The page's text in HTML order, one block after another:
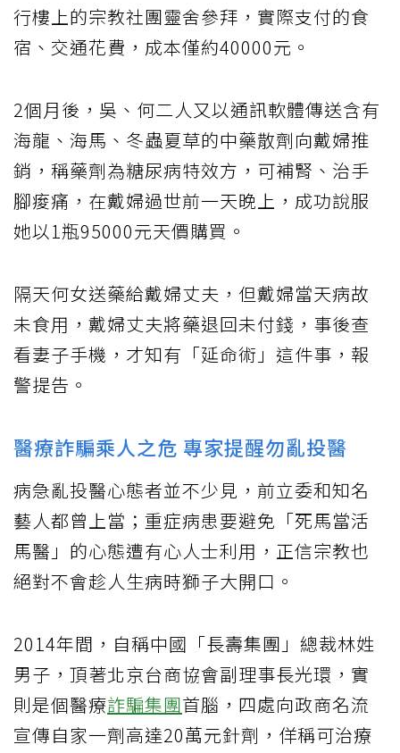
行樓上的宗教社團靈舍參拜，實際支付的食
宿、交通花費，成本僅約40000元。
2個月後，吳、何二人又以通訊軟體傳送含有
海龍、海馬、冬蟲夏草的中藥散劑向戴婦推
銷，稱藥劑為糖尿病特效方，可補腎、治手
腳痠痛，在戴婦過世前一天晚上，成功說服
她以1瓶95000元天價購買。
隔天何女送藥給戴婦丈夫，但戴婦當天病故
未食用，戴婦丈夫將藥退回未付錢，事後查
看妻子手機，才知有「延命術」這件事，報
警提告。
醫療詐騙乘人之危 專家提醒勿亂投醫
病急亂投醫心態者並不少見，前立委和知名
藝人都曾上當；重症病患要避免「死馬當活
馬醫」的心態遭有心人士利用，正信宗教也
絕對不會趁人生病時獅子大開口。
2014年間，自稱中國「長壽集團」總裁林姓
男子，頂著北京台商協會副理事長光環，實
則是個醫療詐騙集團首腦，四處向政商名流
宣傳自家一劑高達20萬元針劑，佯稱可治療